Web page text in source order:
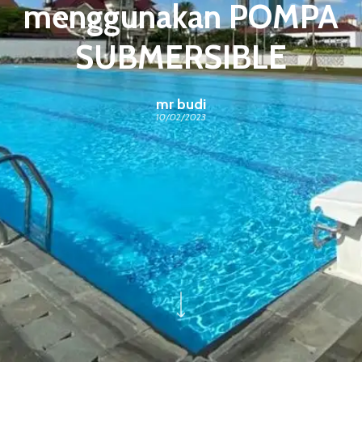
menggunakan POMPA
SUBMERSIBLE
mr budi
10/02/2023